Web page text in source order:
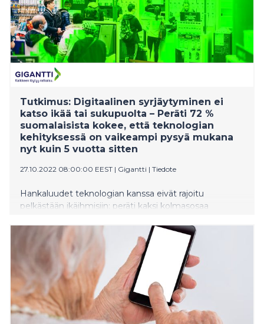
Tutkimus: Digitaalinen syrjäytyminen ei
katso ikää tai sukupuolta – Peräti 72 %
suomalaisista kokee, että teknologian
kehityksessä on vaikeampi pysyä mukana
nyt kuin 5 vuotta sitten
27.10.2022 08:00:00 EEST | Gigantti | Tiedote
Hankaluudet teknologian kanssa eivät rajoitu
pelkästään ikäihmisiin: peräti kaksi kolmasosaa
teknologian kehittyessä. Digikuilut voivat erottaa
toisistaan niin vanhempia ja lapsia, kuin repiä ihmisten
välille teknologisia luokkaeroja. Pahimmillaan
puutteelliset taidot ja resurssit voivat johtaa jopa
digitaaliseen syrjäytymiseen. Gigantti haluaa kaventaa
digikuiluja niin jokapäiväisessä asiakaspalvelutyössä,
paikallisilla lahjoituksilla, kuin yhteistyössä Pelastakaa
lapset -järjestön ja Kaikille kone -toiminnan kanssa.